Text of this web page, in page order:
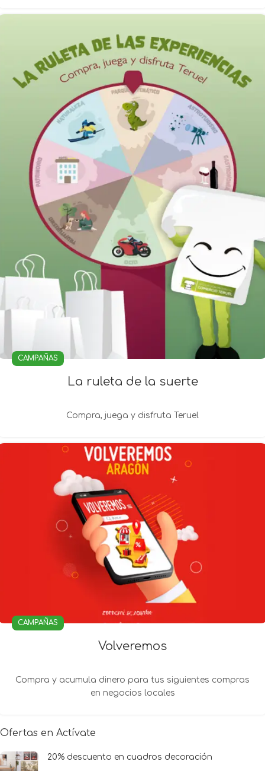
CAMPAÑAS
La ruleta de la suerte
Compra, juega y disfruta Teruel
CAMPAÑAS
Volveremos
Compra y acumula dinero para tus siguientes compras
en negocios locales
Ofertas en Actívate
20% descuento en cuadros decoración